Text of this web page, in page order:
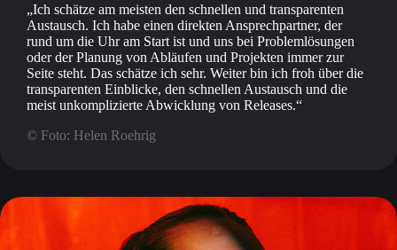
Ich schätze am meisten den schnellen und transparenten
Austausch. Ich habe einen direkten Ansprechpartner, der
rund um die Uhr am Start ist und uns bei Problemlösungen
oder der Planung von Abläufen und Projekten immer zur
Seite steht. Das schätze ich sehr. Weiter bin ich froh über die
transparenten Einblicke, den schnellen Austausch und die
meist unkomplizierte Abwicklung von Releases.
© Foto: Helen Roehrig